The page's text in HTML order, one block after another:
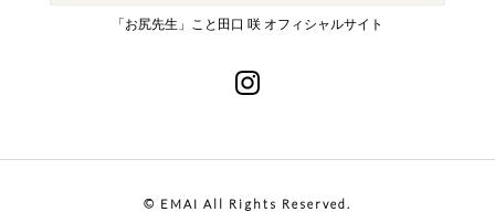
「お尻先生」こと田口 咲 オフィシャルサイト
© EMAI All Rights Reserved.